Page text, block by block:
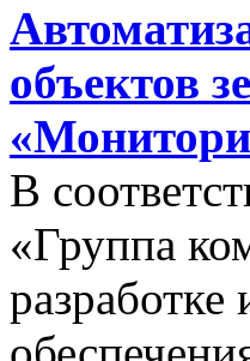
объектов
В
«Группа